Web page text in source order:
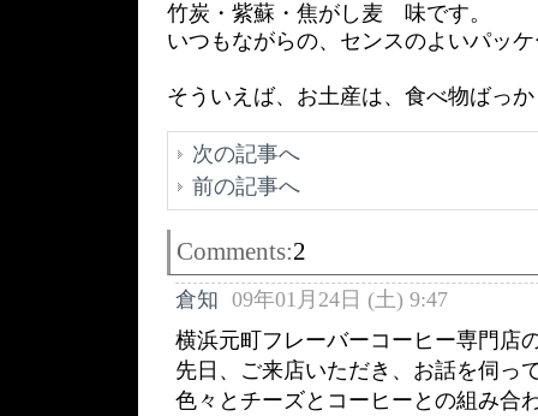
竹炭・紫蘇・焦がし麦 味です。
いつもながらの、センスのよいパッ
そういえば、お土産は、食べ物ばっ
次の記事へ
前の記事へ
Comments:2
倉知 09年01月24日 (土) 9:47
横浜元町フレーバーコーヒー専門店
先日、ご来店いただき、お話を伺っ
色々とチーズとコーヒーとの組み合